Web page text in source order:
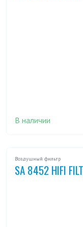
В наличии
Воздушный фильтр
SA 8452 HIFI